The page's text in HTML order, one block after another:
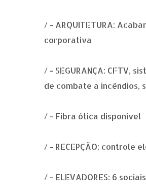
/ - ARQUITETURA:
corporativa
/ - SEGURANÇA: CFTV,
de combate a incêndios,
/ - Fibra ótica disponível
/ - RECEPÇÃO: controle
/ - ELEVADORES: 6